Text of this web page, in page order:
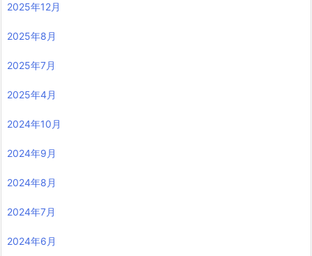
2025年12月
2025年8月
2025年7月
2025年4月
2024年10月
2024年9月
2024年8月
2024年7月
2024年6月